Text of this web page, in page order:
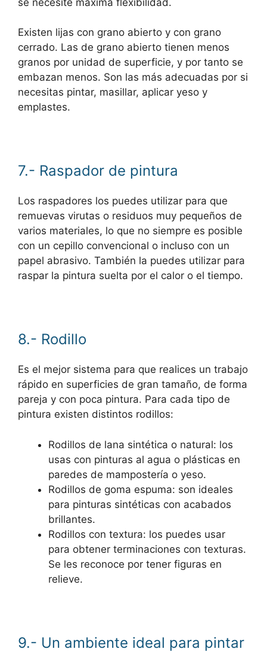
Existen lijas con grano abierto y con grano
cerrado. Las de grano abierto tienen menos
granos por unidad de superficie, y por tanto se
embazan menos. Son las más adecuadas por si
necesitas pintar, masillar, aplicar yeso y
emplastes.
7.- Raspador de pintura
Los raspadores los puedes utilizar para que
remuevas virutas o residuos muy pequeños de
varios materiales, lo que no siempre es posible
con un cepillo convencional o incluso con un
papel abrasivo. También la puedes utilizar para
raspar la pintura suelta por el calor o el tiempo.
8.- Rodillo
Es el mejor sistema para que realices un trabajo
rápido en superficies de gran tamaño, de forma
pareja y con poca pintura. Para cada tipo de
pintura existen distintos rodillos:
Rodillos de lana sintética o natural: los
usas con pinturas al agua o plásticas en
paredes de mampostería o yeso.
Rodillos de goma espuma: son ideales
para pinturas sintéticas con acabados
brillantes.
Rodillos con textura: los puedes usar
para obtener terminaciones con texturas.
Se les reconoce por tener figuras en
relieve.
9.- Un ambiente ideal para pintar